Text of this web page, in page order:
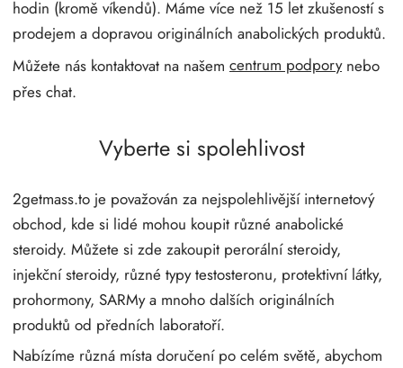
hodin (kromě víkendů). Máme více než 15 let zkušeností s
prodejem a dopravou originálních anabolických produktů.
Můžete nás kontaktovat na našem centrum podporynebo
přes chat.
Vyberte si spolehlivost
2getmass.to je považován za nejspolehlivější internetový
obchod, kde si lidé mohou koupit různé anabolické
steroidy. Můžete si zde zakoupit perorální steroidy,
injekční steroidy, různé typy testosteronu, protektivní látky,
prohormony, SARMy a mnoho dalších originálních
produktů od předních laboratoří.
Nabízíme různá místa doručení po celém světě, abychom